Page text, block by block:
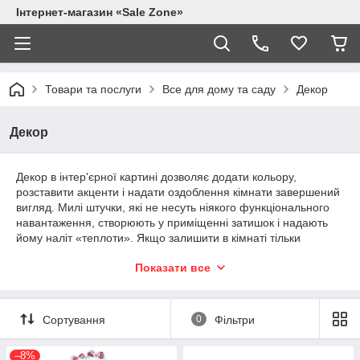
Інтернет-магазин «Sale Zone»
Товари та послуги Все для дому та саду Декор
Декор
Декор в інтер'єрної картині дозволяє додати кольору,
розставити акценти і надати оздоблення кімнати завершений
вигляд. Милі штучки, які не несуть ніякого функціонального
навантаження, створюють у приміщенні затишок і надають
йому наліт «теплоти». Якщо залишити в кімнаті тільки
в ній буде приємно перебувати. Зверніть увагу на кабінети в
виглядають стерильно, відразу стає зрозуміло, що люди тут
не живуть. Тому що функціональний мінімум сприяє тільки
робочого процесу, а людина звикла оточувати себе
Показати все
Сортування 0 Фільтри
–8%